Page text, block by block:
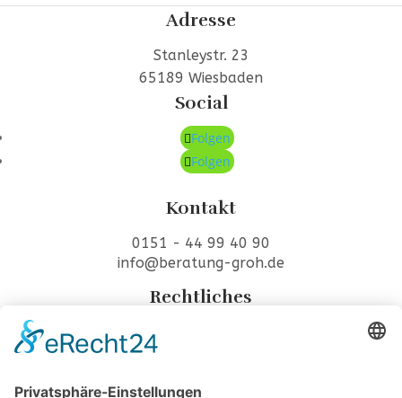
Adresse
Stanleystr. 23
65189 Wiesbaden
Social
Folgen
Folgen
Kontakt
0151 - 44 99 40 90
info@beratung-groh.de
Rechtliches
Datenschutz